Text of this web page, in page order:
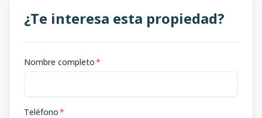
¿Te interesa esta propiedad?
Nombre completo*
Teléfono*